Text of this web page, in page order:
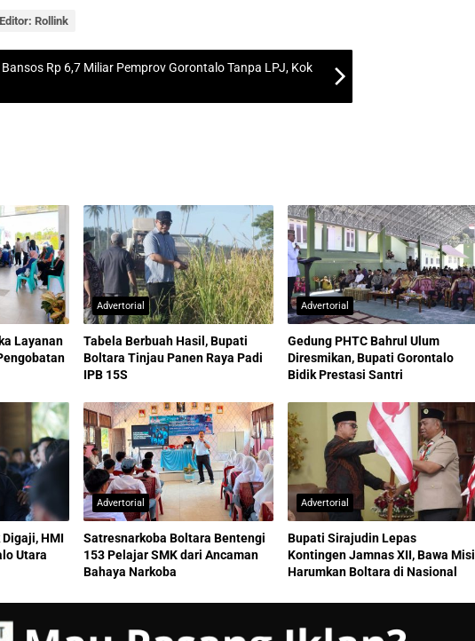
Editor: Rollink
Rp 6,7 Miliar Pemprov Gorontalo Tanpa LPJ, Kok
Layanan
Advertorial
Tabela Berbuah Hasil, Bupati
Boltara Tinjau Panen Raya Padi
IPB 15S
Advertorial
Gedung PHTC Bahrul Ulum
Diresmikan, Bupati Gorontalo
Bidik Prestasi Santri
Digaji, HMI
Utara
Advertorial
Satresnarkoba Boltara Bentengi
153 Pelajar SMK dari Ancaman
Bahaya Narkoba
Advertorial
Bupati Sirajudin Lepas
Kontingen Jamnas XII, Bawa Misi
Harumkan Boltara di Nasional